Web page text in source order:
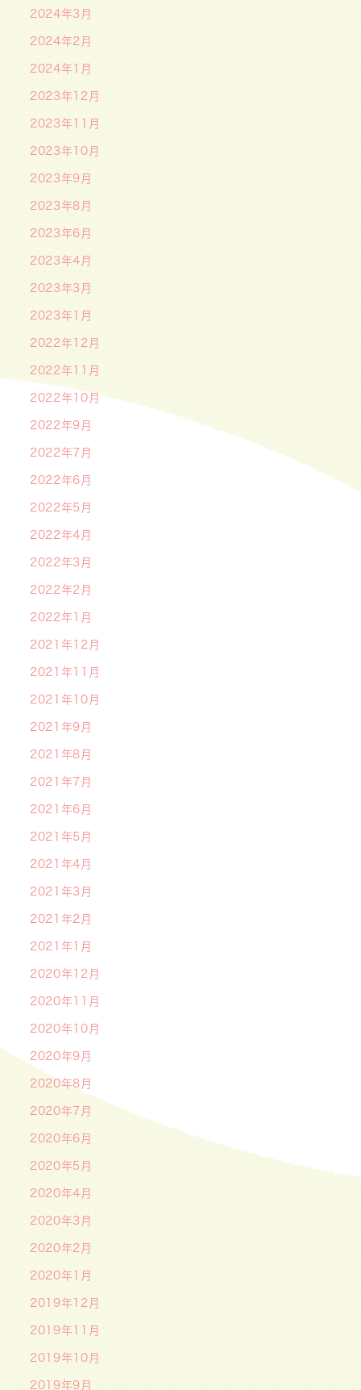
2024年3月
2024年2月
2024年1月
2023年12月
2023年11月
2023年10月
2023年9月
2023年8月
2023年6月
2023年4月
2023年3月
2023年1月
2022年12月
2022年11月
2022年10月
2022年9月
2022年7月
2022年6月
2022年5月
2022年4月
2022年3月
2022年2月
2022年1月
2021年12月
2021年11月
2021年10月
2021年9月
2021年8月
2021年7月
2021年6月
2021年5月
2021年4月
2021年3月
2021年2月
2021年1月
2020年12月
2020年11月
2020年10月
2020年9月
2020年8月
2020年7月
2020年6月
2020年5月
2020年4月
2020年3月
2020年2月
2020年1月
2019年12月
2019年11月
2019年10月
2019年9月